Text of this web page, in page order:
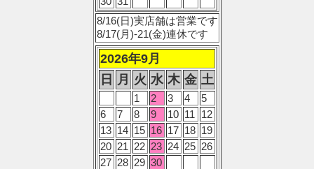
8/16(日)実店舗は営業です
8/17(月)-21(金)連休です
2026年9月
日 月 火 水 木 金 土
1 2 3 4
5
6
7 8 9 10 11
12
13 14 15 16 17 18 19
20 21 22 23 24 25 26
27 28 29 30